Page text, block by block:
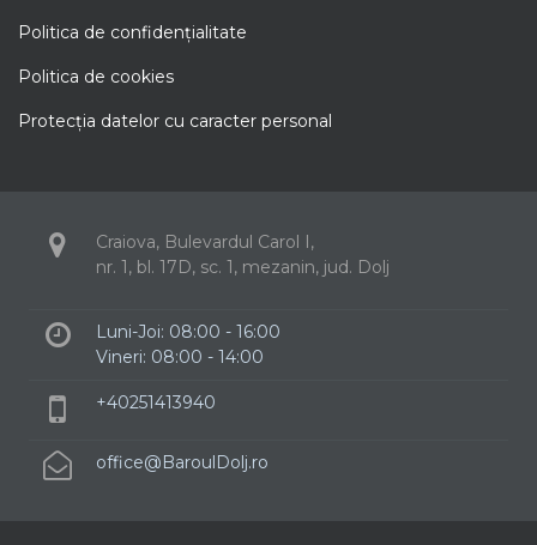
Politica de confidenţialitate
Politica de cookies
Protecţia datelor cu caracter personal
Craiova, Bulevardul Carol I,
nr. 1, bl. 17D, sc. 1, mezanin, jud. Dolj
Luni-Joi: 08:00 - 16:00
Vineri: 08:00 - 14:00
+40251413940
office@BaroulDolj.ro